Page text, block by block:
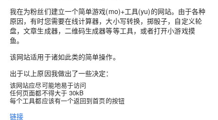
我在为粉丝们建立一个简单游戏(mo)+工具(yu)的网站。由于各种
原因，有时您需要在线计算器，大小写转换，掷骰子，自定义轮
盘，文章生成器，二维码生成器等等工具，或者打开小游戏摸
鱼。
该网站适用于诸如此类的简单操作。
出于以上原因我做出了一些决定：
该网站应尽可能地易于访问
任何页面都不得大于 30kB
每个工具都应该有一个返回到首页的按钮
链接